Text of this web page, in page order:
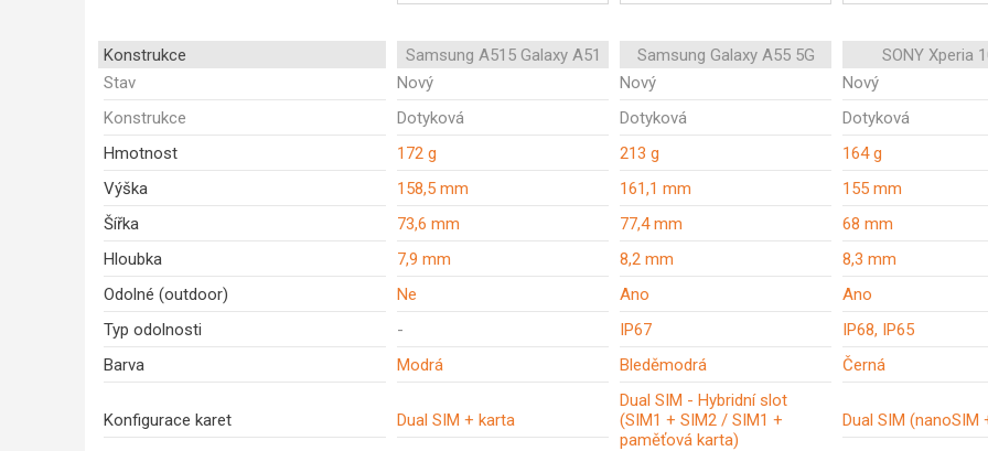
Konstrukce Samsung A515 Galaxy A51 Samsung Galaxy A55 5G
SONY Xperia
Stav
Nový Nový
Nový
Konstrukce
Dotyková Dotyková
Dotyková
Hmotnost
172 g 213 g
164 g
Výška
158,5 mm 161,1 mm
155 mm
Šířka
73,6 mm 77,4 mm
68 mm
Hloubka
7,9 mm 8,2 mm
8,3 mm
Odolné (outdoor)
Ne Ano
Ano
Typ odolnosti
- IP67
IP68, IP65
Barva
Modrá Bleděmodrá Černá
Konfigurace karet Dual SIM + karta
Dual SIM - Hybridní slot
(SIM1 + SIM2 / SIM1 +
paměťová karta)
Dual SIM (nanoSIM